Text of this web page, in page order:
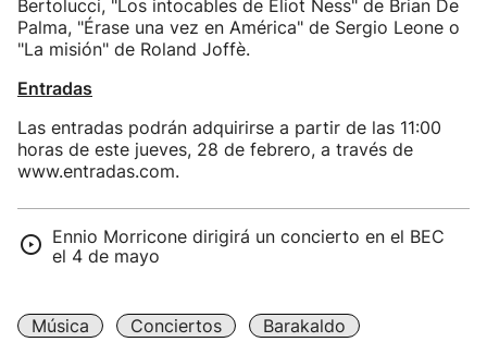
Bertolucci, "Los intocables de Eliot Ness" de Brian De
Palma, "Érase una vez en América" de Sergio Leone o
"La misión" de Roland Joffè.
Entradas
Las entradas podrán adquirirse a partir de las 11:00
horas de este jueves, 28 de febrero, a través de
www.entradas.com.
Ennio Morricone dirigirá un concierto en el BEC
el 4 de mayo
Música Conciertos Barakaldo